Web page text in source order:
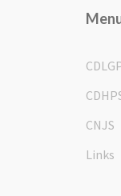
CNJS
Links